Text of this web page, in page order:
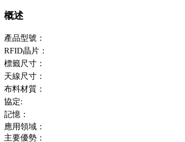
概述
產品型號：
RFID晶片：
標籤尺寸：
天線尺寸：
布料材質：
協定:
記憶：
應用領域：
主要優勢：